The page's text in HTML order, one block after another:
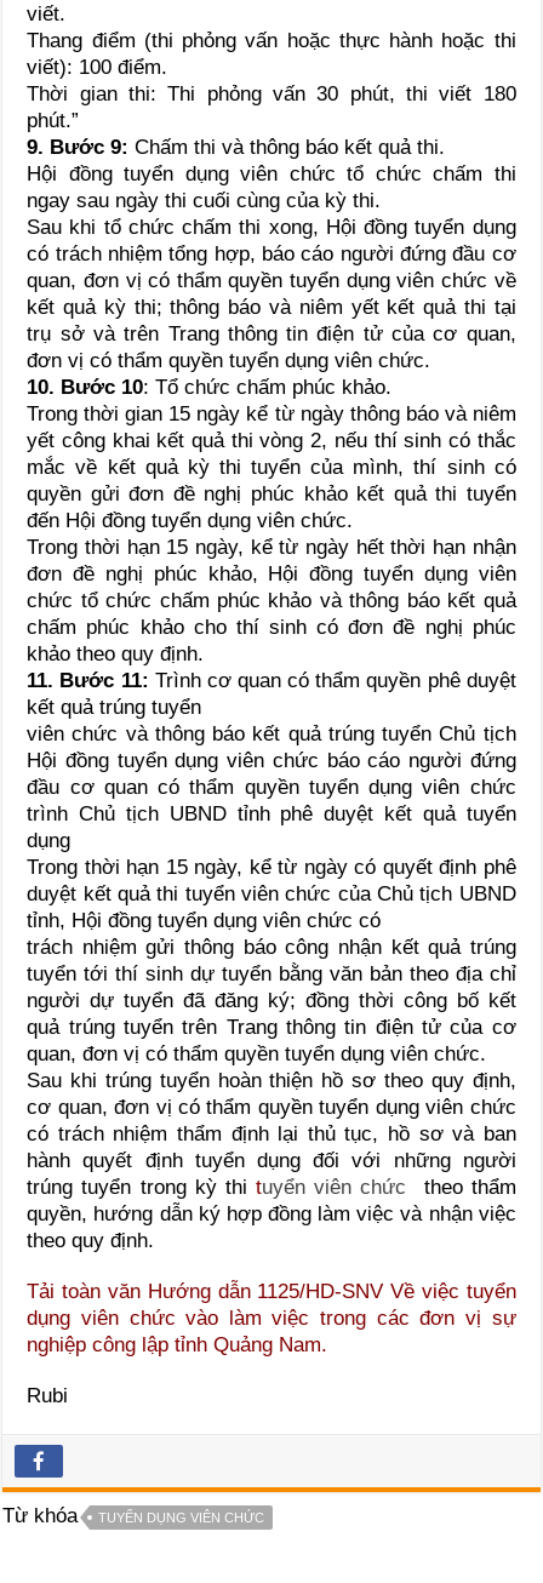
viết.
Thang điểm (thi phỏng vấn hoặc thực hành hoặc thi
viết): 100 điểm.
Thời gian thi: Thi phỏng vấn 30 phút, thi viết 180
phút.”
9. Bước 9: Chấm thi và thông báo kết quả thi.
Hội đồng tuyển dụng viên chức tổ chức chấm thi
ngay sau ngày thi cuối cùng của kỳ thi.
Sau khi tổ chức chấm thi xong, Hội đồng tuyển dụng
có trách nhiệm tổng hợp, báo cáo người đứng đầu cơ
quan, đơn vị có thẩm quyền tuyển dụng viên chức về
kết quả kỳ thi; thông báo và niêm yết kết quả thi tại
trụ sở và trên Trang thông tin điện tử của cơ quan,
đơn vị có thẩm quyền tuyển dụng viên chức.
10. Bước 10: Tổ chức chấm phúc khảo.
Trong thời gian 15 ngày kể từ ngày thông báo và niêm
yết công khai kết quả thi vòng 2, nếu thí sinh có thắc
mắc về kết quả kỳ thi tuyển của mình, thí sinh có
quyền gửi đơn đề nghị phúc khảo kết quả thi tuyển
đến Hội đồng tuyển dụng viên chức.
Trong thời hạn 15 ngày, kể từ ngày hết thời hạn nhận
đơn đề nghị phúc khảo, Hội đồng tuyển dụng viên
chức tổ chức chấm phúc khảo và thông báo kết quả
chấm phúc khảo cho thí sinh có đơn đề nghị phúc
khảo theo quy định.
11. Bước 11: Trình cơ quan có thẩm quyền phê duyệt
kết quả trúng tuyển
viên chức và thông báo kết quả trúng tuyển Chủ tịch
Hội đồng tuyển dụng viên chức báo cáo người đứng
đầu cơ quan có thẩm quyền tuyển dụng viên chức
trình Chủ tịch UBND tỉnh phê duyệt kết quả tuyển
dụng
Trong thời hạn 15 ngày, kể từ ngày có quyết định phê
duyệt kết quả thi tuyển viên chức của Chủ tịch UBND
tỉnh, Hội đồng tuyển dụng viên chức có
trách nhiệm gửi thông báo công nhận kết quả trúng
tuyển tới thí sinh dự tuyển bằng văn bản theo địa chỉ
người dự tuyển đã đăng ký; đồng thời công bố kết
quả trúng tuyển trên Trang thông tin điện tử của cơ
quan, đơn vị có thẩm quyền tuyển dụng viên chức.
Sau khi trúng tuyển hoàn thiện hồ sơ theo quy định,
cơ quan, đơn vị có thẩm quyền tuyển dụng viên chức
có trách nhiệm thẩm định lại thủ tục, hồ sơ và ban
hành quyết định tuyển dụng đối với những người
trúng tuyển trong kỳ thi tuyển viên chức theo thẩm
quyền, hướng dẫn ký hợp đồng làm việc và nhận việc
theo quy định.
Tải toàn văn Hướng dẫn 1125/HD-SNVVề việc tuyển
dụng viên chức vào làm việc trong các đơn vị sự
nghiệp công lập tỉnh Quảng Nam.
Rubi
Từ khóa TUYỂN DỤNG VIÊN CHỨC